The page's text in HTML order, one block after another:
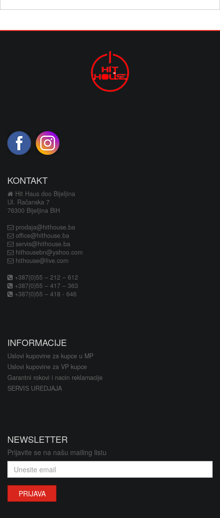
KONTAKT
Hit Haus doo Bijeljina
Ul. Račanska 7
76300 Bijeljina BiH
prodaja@hithouse.ba
office@hithouse.ba
servis@hithouse.ba
hithousebn@yahoo.com
hithouse@live.com
+387(0)55 – 212 – 612
+387(0)55 – 417 – 363
+387(0)55 – 418 - 646
INFORMACIJE
Uslovi kupovine za kupce u MP
Uslovi kupovine za VP kupce
Garantni rokovi i nacin reklamacije
SERVIS UREDJAJA
NEWSLETTER
Prijavite se na našu mailing listu
PRIJAVA